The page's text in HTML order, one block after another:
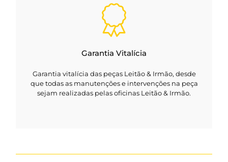
Garantia Vitalícia
Garantia vitalícia das peças Leitão & Irmão, desde
que todas as manutenções e intervenções na peça
sejam realizadas pelas oficinas Leitão & Irmão.